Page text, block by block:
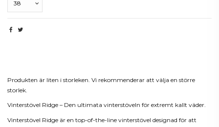
Produkten är liten i storleken. Vi rekommenderar att välja en större
storlek.
Vinterstövel Ridge – Den ultimata vinterstöveln för extremt kallt väder.
Vinterstövel Ridge är en top-of-the-line vinterstövel designad för att